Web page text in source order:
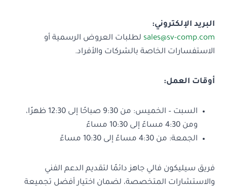
البريد الإلكتروني:
sales@sv-comp.com لطلبات العروض الرسمية أو
الاستفسارات الخاصة بالشركات والأفراد.
أوقات العمل:
السبت – الخميس: من 9:30 صباحًا إلى 12:30 ظهرًا،
ومن 4:30 مساءً إلى 10:30 مساءً
الجمعة: من 4:30 مساءً إلى 10:30 مساءً
فريق سيليكون فالي جاهز دائمًا لتقديم الدعم الفني
والاستشارات المتخصصة، لضمان اختيار أفضل تجميعة